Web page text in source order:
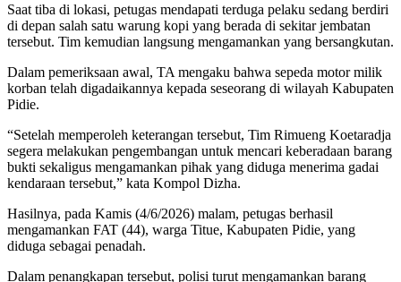
Saat tiba di lokasi, petugas mendapati terduga pelaku sedang berdiri
di depan salah satu warung kopi yang berada di sekitar jembatan
tersebut. Tim kemudian langsung mengamankan yang bersangkutan.
Dalam pemeriksaan awal, TA mengaku bahwa sepeda motor milik
korban telah digadaikannya kepada seseorang di wilayah Kabupaten
Pidie.
“Setelah memperoleh keterangan tersebut, Tim Rimueng Koetaradja
segera melakukan pengembangan untuk mencari keberadaan barang
bukti sekaligus mengamankan pihak yang diduga menerima gadai
kendaraan tersebut,” kata Kompol Dizha.
Hasilnya, pada Kamis (4/6/2026) malam, petugas berhasil
mengamankan FAT (44), warga Titue, Kabupaten Pidie, yang
diduga sebagai penadah.
Dalam penangkapan tersebut, polisi turut mengamankan barang